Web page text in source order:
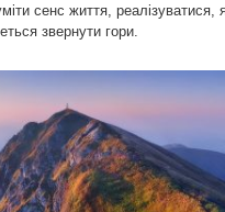
сенс життя, реалізуватися,
звернути гори.